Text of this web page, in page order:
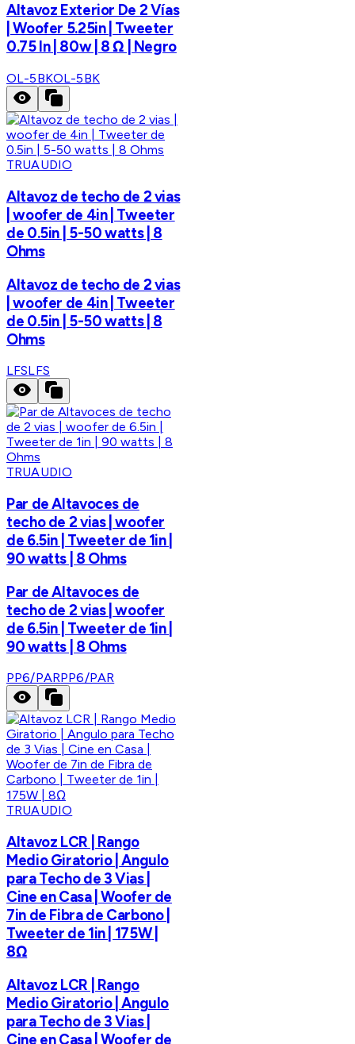
Altavoz Exterior De 2 Vías
| Woofer 5.25in | Tweeter
0.75 In | 80w | 8 Ω | Negro
OL-5BKOL-5BK
TRUAUDIO
Altavoz de techo de 2 vias
| woofer de 4in | Tweeter
de 0.5in | 5-50 watts | 8
Ohms
Altavoz de techo de 2 vias
| woofer de 4in | Tweeter
de 0.5in | 5-50 watts | 8
Ohms
LFSLFS
TRUAUDIO
Par de Altavoces de
techo de 2 vias | woofer
de 6.5in | Tweeter de 1in |
90 watts | 8 Ohms
Par de Altavoces de
techo de 2 vias | woofer
de 6.5in | Tweeter de 1in |
90 watts | 8 Ohms
PP6/PARPP6/PAR
TRUAUDIO
Altavoz LCR | Rango
Medio Giratorio | Angulo
para Techo de 3 Vias |
Cine en Casa | Woofer de
7in de Fibra de Carbono |
Tweeter de 1in | 175W |
8Ω
Altavoz LCR | Rango
Medio Giratorio | Angulo
para Techo de 3 Vias |
Cine en Casa | Woofer de